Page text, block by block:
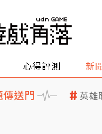
心得評測 新
傳送門 英雄